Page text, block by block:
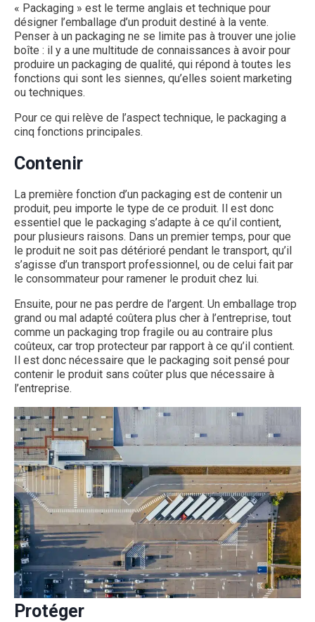
« Packaging » est le terme anglais et technique pour
désigner l’emballage d’un produit destiné à la vente.
Penser à un packaging ne se limite pas à trouver une jolie
boîte : il y a une multitude de connaissances à avoir pour
produire un packaging de qualité, qui répond à toutes les
fonctions qui sont les siennes, qu’elles soient marketing
ou techniques.
Pour ce qui relève de l’aspect technique, le packaging a
cinq fonctions principales.
Contenir
La première fonction d’un packaging est de contenir un
produit, peu importe le type de ce produit. Il est donc
essentiel que le packaging s’adapte à ce qu’il contient,
pour plusieurs raisons. Dans un premier temps, pour que
le produit ne soit pas détérioré pendant le transport, qu’il
s’agisse d’un transport professionnel, ou de celui fait par
le consommateur pour ramener le produit chez lui.
Ensuite, pour ne pas perdre de l’argent. Un emballage trop
grand ou mal adapté coûtera plus cher à l’entreprise, tout
comme un packaging trop fragile ou au contraire plus
coûteux, car trop protecteur par rapport à ce qu’il contient.
Il est donc nécessaire que le packaging soit pensé pour
contenir le produit sans coûter plus que nécessaire à
l’entreprise.
Protéger